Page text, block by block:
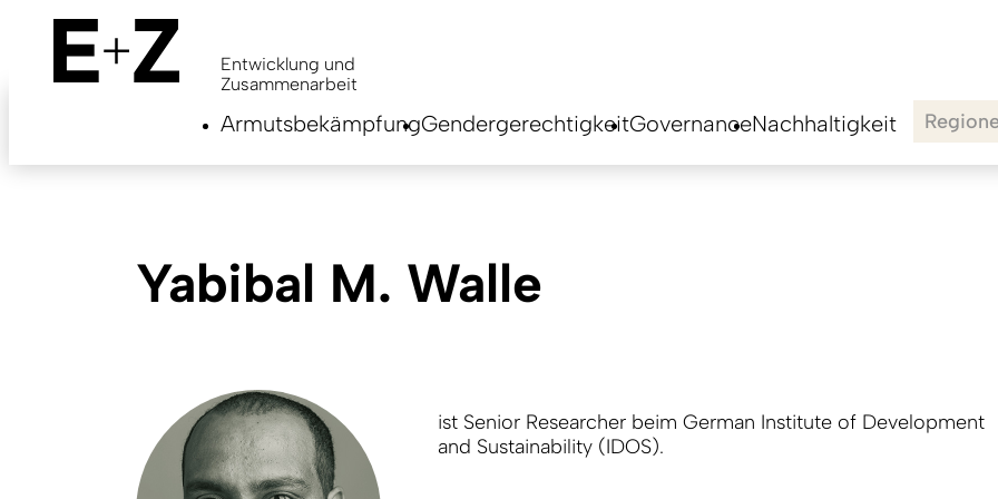
content
Entwicklung und
Zusammenarbeit
ArmutsbekämpfungGendergerechtigkeitGovernanceNachhaltigkeit
Yabibal M. Walle
ist Senior Researcher beim German Institute of Development
and Sustainability (IDOS).